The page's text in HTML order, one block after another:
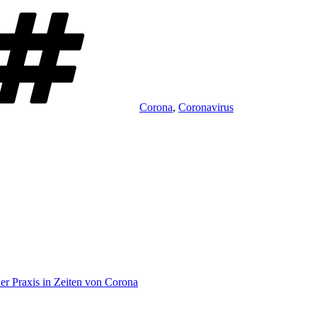
Corona, Coronavirus
Praxis in Zeiten von Corona